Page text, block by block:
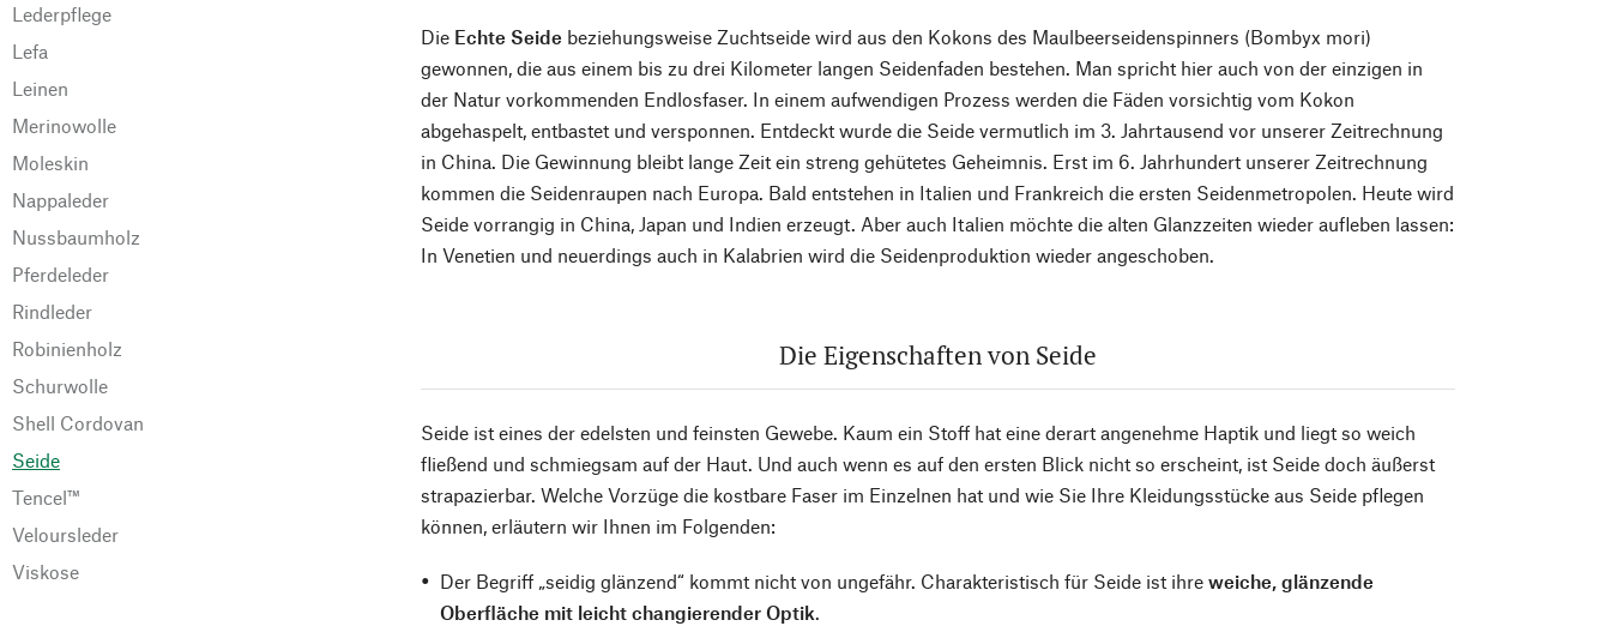
Lederpflege
Lefa
Leinen
Merinowolle
Moleskin
Nappaleder
Nussbaumholz
Pferdeleder
Rindleder
Robinienholz
Schurwolle
Shell Cordovan
Seide
Tencel™
Veloursleder
Viskose
Die Echte Seide beziehungsweise Zuchtseide wird aus den Kokons des Maulbeerseidenspinners (Bombyx mori)
gewonnen, die aus einem bis zu drei Kilometer langen Seidenfaden bestehen. Man spricht hier auch von der einzigen in
der Natur vorkommenden Endlosfaser. In einem aufwendigen Prozess werden die Fäden vorsichtig vom Kokon
abgehaspelt, entbastet und versponnen. Entdeckt wurde die Seide vermutlich im 3. Jahrtausend vor unserer Zeitrechnung
in China. Die Gewinnung bleibt lange Zeit ein streng gehütetes Geheimnis. Erst im 6. Jahrhundert unserer Zeitrechnung
kommen die Seidenraupen nach Europa. Bald entstehen in Italien und Frankreich die ersten Seidenmetropolen. Heute wird
Seide vorrangig in China, Japan und Indien erzeugt. Aber auch Italien möchte die alten Glanzzeiten wieder aufleben lassen:
In Venetien und neuerdings auch in Kalabrien wird die Seidenproduktion wieder angeschoben.
Die Eigenschaften von Seide
Seide ist eines der edelsten und feinsten Gewebe. Kaum ein Stoff hat eine derart angenehme Haptik und liegt so weich
fließend und schmiegsam auf der Haut. Und auch wenn es auf den ersten Blick nicht so erscheint, ist Seide doch äußerst
strapazierbar. Welche Vorzüge die kostbare Faser im Einzelnen hat und wie Sie Ihre Kleidungsstücke aus Seide pflegen
können, erläutern wir Ihnen im Folgenden:
Der Begriff „seidig glänzend“ kommt nicht von ungefähr. Charakteristisch für Seide ist ihre weiche, glänzende
Oberfläche mit leicht changierender Optik.